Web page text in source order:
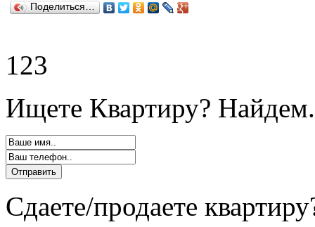
Поделиться…
123
Ищете Квартиру?
Сдаете/продаете